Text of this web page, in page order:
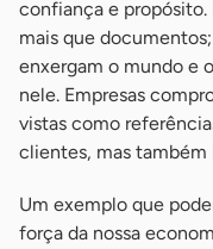
confiança e propósito.
mais que
enxergam o mundo e
nele. Empresas
vistas como
clientes, mas também
Um exemplo que
força da nossa